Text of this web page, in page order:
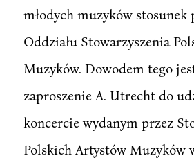
młodych muzyków stosunek
Oddziału Stowarzyszenia
Muzyków. Dowodem tego
zaproszenie A. Utrecht do
koncercie wydanym przez
Polskich Artystów Muzyków